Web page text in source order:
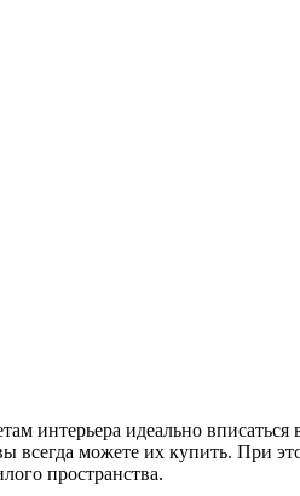
интерьера идеально вписаться
можете их купить. При
пространства.